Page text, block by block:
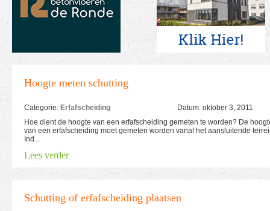
Hoogte meten schutting
Categorie: Erfafscheiding
Datum: oktober 3, 2011
Hoe dient de hoogte van een erfafscheiding gemeten te worden? De
van een erfafscheiding moet gemeten worden vanaf het aansluitende
Ind...
Lees verder
Schutting of erfafscheiding plaatsen